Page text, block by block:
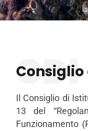
CDI
Il Consiglio di
13 del
Funzionamento